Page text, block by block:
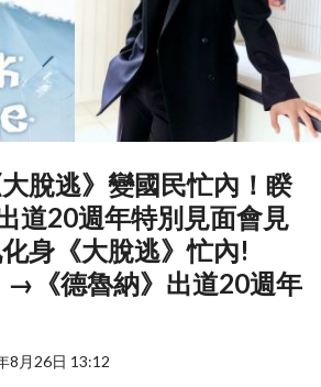
脫逃》變國民忙內！睽
道20週年特別見面會見
身《大脫逃》忙內!
→《德魯納》出道20週年
8月26日 13:12